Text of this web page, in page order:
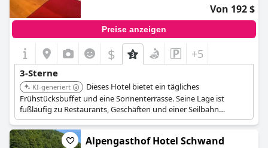
Von 192 $
Preise anzeigen
$ +5
3-Sterne
KI-generiert
Dieses Hotel bietet ein tägliches
Frühstücksbuffet und eine Sonnenterrasse. Seine Lage ist
fußläufig zu Restaurants, Geschäften und einer Seilbahn
erreichbar. Es verfügt über moderne, gut ausgestattete Zimmer
und bietet Parkplätze.
Alpengasthof Hotel Schwand